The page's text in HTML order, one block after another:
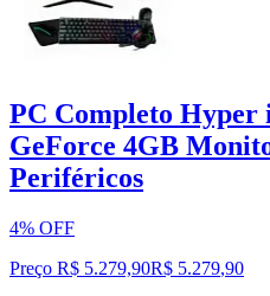
PC Completo Hyper
GeForce 4GB
Periféricos
4% OFF
Preço R$ 5.279,90R$ 5.279,90